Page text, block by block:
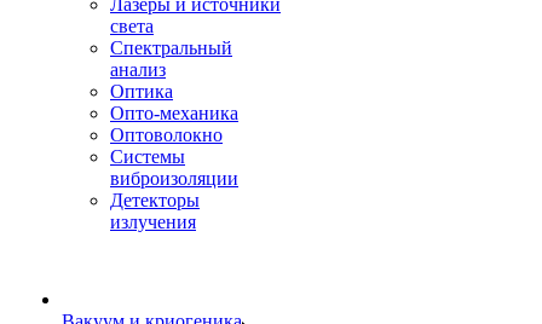
Лазеры и источники
света
Спектральный
анализ
Оптика
Опто-механика
Оптоволокно
Системы
виброизоляции
Детекторы
излучения